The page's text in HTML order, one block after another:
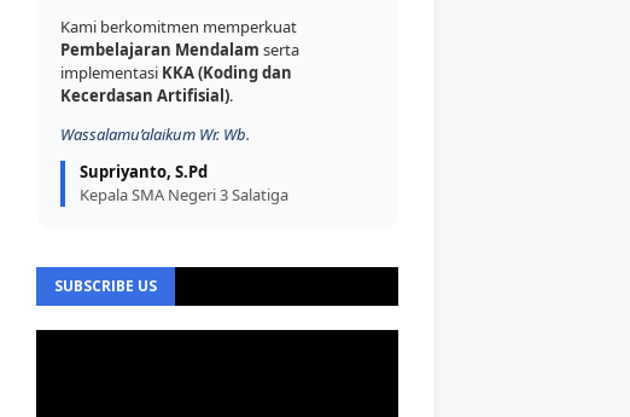
Kami berkomitmen memperkuat
Pembelajaran Mendalam serta
implementasi KKA (Koding dan
Kecerdasan Artifisial).
Wassalamu’alaikum Wr. Wb.
Supriyanto, S.Pd
Kepala SMA Negeri 3 Salatiga
SUBSCRIBE US